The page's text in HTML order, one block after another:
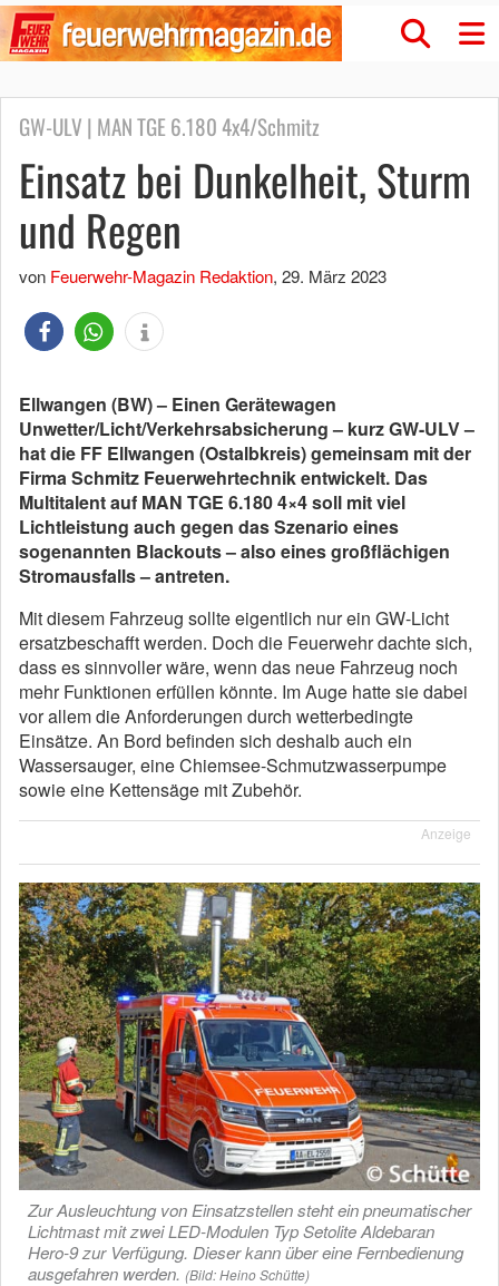
GW-ULV | MAN TGE 6.180 4x4/Schmitz
Einsatz bei Dunkelheit, Sturm
und Regen
von Feuerwehr-Magazin Redaktion, 29. März 2023
Ellwangen (BW) – Einen Gerätewagen
Unwetter/Licht/Verkehrsabsicherung – kurz GW-ULV –
hat die FF Ellwangen (Ostalbkreis) gemeinsam mit der
Firma Schmitz Feuerwehrtechnik entwickelt. Das
Multitalent auf MAN TGE 6.180 4×4 soll mit viel
Lichtleistung auch gegen das Szenario eines
sogenannten Blackouts – also eines großflächigen
Stromausfalls – antreten.
Mit diesem Fahrzeug sollte eigentlich nur ein GW-Licht
ersatzbeschafft werden. Doch die Feuerwehr dachte sich,
dass es sinnvoller wäre, wenn das neue Fahrzeug noch
mehr Funktionen erfüllen könnte. Im Auge hatte sie dabei
vor allem die Anforderungen durch wetterbedingte
Einsätze. An Bord befinden sich deshalb auch ein
Wassersauger, eine Chiemsee-Schmutzwasserpumpe
sowie eine Kettensäge mit Zubehör.
Anzeige
Zur Ausleuchtung von Einsatzstellen steht ein pneumatischer
Lichtmast mit zwei LED-Modulen Typ Setolite Aldebaran
Hero-9 zur Verfügung. Dieser kann über eine Fernbedienung
ausgefahren werden. (Bild: Heino Schütte)